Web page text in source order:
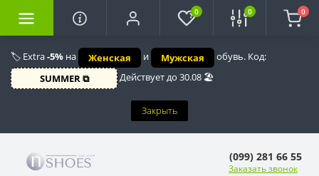
🏷️ Extra-5% на Женская и Мужская
обувь. Код:
SUMMER ⧉
Действует до 30.08 🏖️
Закрыть
0 0 0
(099) 281 66 55
Заказать звонок